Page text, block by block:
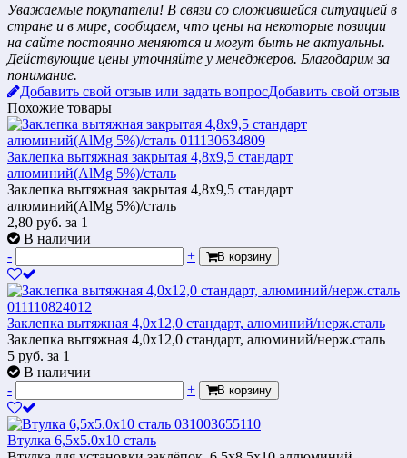
Уважаемые покупатели! В связи со сложившейся ситуацией в
стране и в мире, сообщаем, что цены на некоторые позиции
на сайте постоянно меняются и могут быть не актуальны.
Действующие цены уточняйте у менеджеров. Благодарим за
понимание.
Добавить свой отзыв или задать вопросДобавить свой отзыв
Похожие товары
Заклепка вытяжная закрытая 4,8х9,5 стандарт
алюминий(AlMg 5%)/сталь
Заклепка вытяжная закрытая 4,8х9,5 стандарт
алюминий(AlMg 5%)/сталь
2,80 руб. за 1
В наличии
-
+ В корзину
Заклепка вытяжная 4,0х12,0 стандарт, алюминий/нерж.сталь
Заклепка вытяжная 4,0х12,0 стандарт, алюминий/нерж.сталь
5 руб. за 1
В наличии
-
+ В корзину
Втулка 6,5х5.0х10 сталь